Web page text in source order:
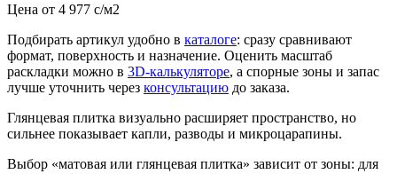
Цена от 4 977 c/м2
Подбирать артикул удобно в каталоге: сразу сравнивают
формат, поверхность и назначение. Оценить масштаб
раскладки можно в 3D-калькуляторе, а спорные зоны и запас
лучше уточнить через консультацию до заказа.
Глянцевая плитка визуально расширяет пространство, но
сильнее показывает капли, разводы и микроцарапины.
Выбор «матовая или глянцевая плитка» зависит от зоны: для